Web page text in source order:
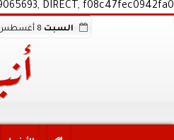
DIRECT, f08c47fec0942fa0
السبت